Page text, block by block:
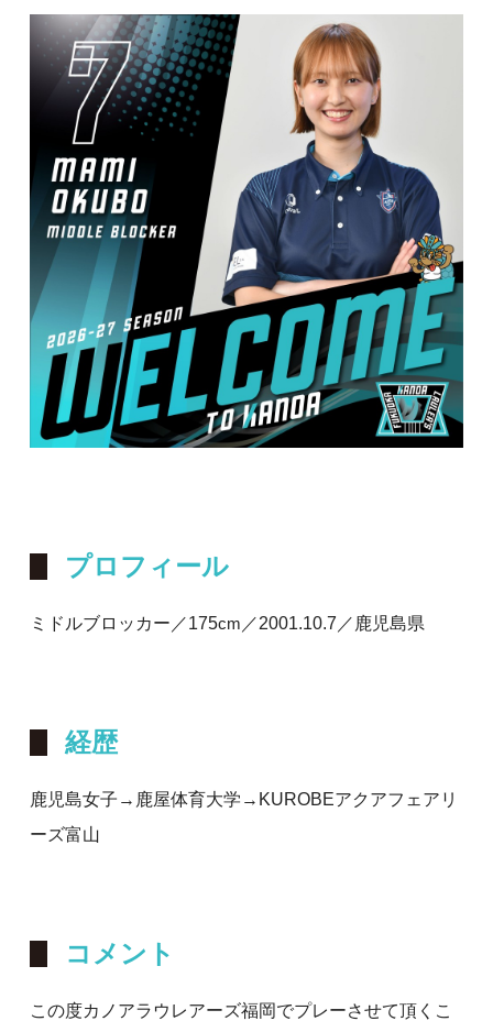
プロフィール
ミドルブロッカー／175cm ／2001.10.7／鹿児島県
経歴
鹿児島女子→鹿屋体育大学→KUROBEアクアフェアリ
ーズ富山
コメント
この度カノアラウレアーズ福岡でプレーさせて頂くこ